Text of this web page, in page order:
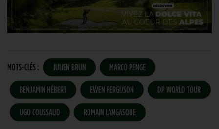
MOTS-CLÉS : JULIEN BRUN MARCO PENGE
BENJAMIN HÉBERT EWEN FERGUSON DP WORLD TOUR
UGO COUSSAUD ROMAIN LANGASQUE